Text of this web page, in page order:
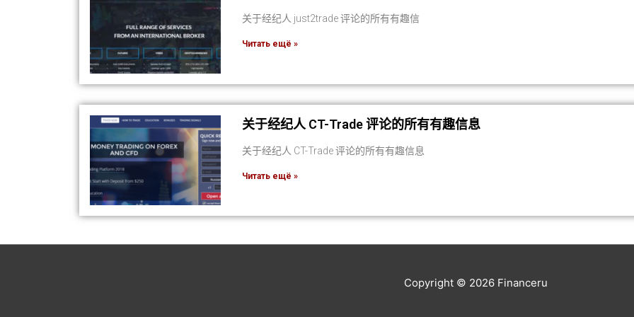
关于经纪人 just2trade 评论的所有有趣信
Читать ещё »
关于经纪人 CT-Trade 评论的所有有趣信息
关于经纪人 CT-Trade 评论的所有有趣信息
Читать ещё »
Copyright © 2026 Financeru